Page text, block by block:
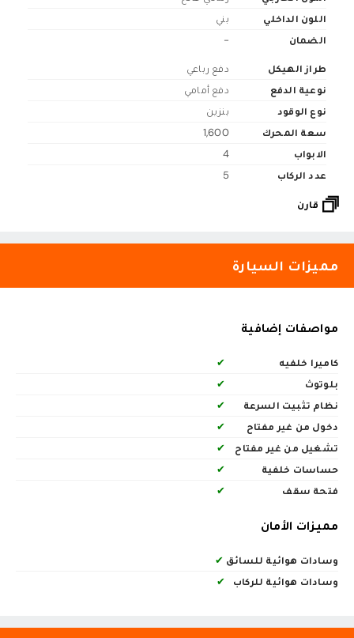
اللون الداخلي
بني
الضمان
-
طراز الهيكل
دفع رباعي
نوعية الدفع
دفع أمامي
نوع الوقود
بنزين
سعة المحرك
1,600
الابواب
4
عدد الركاب
5
قارن
مميزات السيارة
مواصفات إضافية
كاميرا خلفيه
✔
بلوتوث
✔
نظام تثبيت السرعة
✔
دخول من غير مفتاح
✔
تشغيل من غير مفتاح
✔
حساسات خلفية
✔
فتحة سقف
✔
مميزات الأمان
وسادات هوائية للسائق ✔
وسادات هوائية للركاب
✔